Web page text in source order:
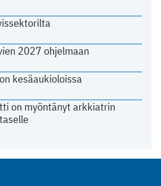
2027 ohjelmaan
kesäaukioloissa
on myöntänyt arkkiatrin